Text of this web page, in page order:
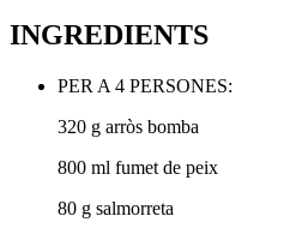
INGREDIENTS
PER A 4 PERSONES:
320 g arròs bomba
800 ml fumet de peix
80 g salmorreta